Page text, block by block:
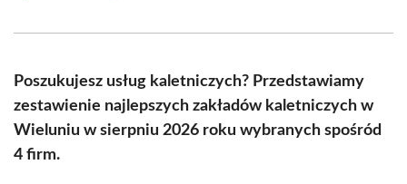
(Twitter)
Poszukujesz usług kaletniczych? Przedstawiamy
zestawienie najlepszych zakładów kaletniczych w
Wieluniu w sierpniu 2026 roku wybranych spośród
4 firm.